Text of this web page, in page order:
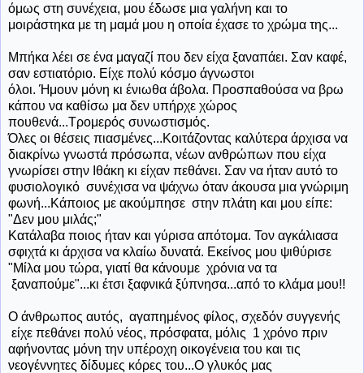
όμως στη συνέχεια, μου έδωσε μια γαλήνη και το
μοιράστηκα με τη μαμά μου η οποία έχασε το χρώμα της...
Μπήκα λέει σε ένα μαγαζί που δεν είχα ξαναπάει. Σαν καφέ,
σαν εστιατόριο. Είχε πολύ κόσμο άγνωστοι
όλοι. Ήμουν μόνη κι ένιωθα άβολα. Προσπαθούσα να βρω
κάπου να καθίσω μα δεν υπήρχε χώρος
πουθενά...Τρομερός συνωστισμός.
Όλες οι θέσεις πιασμένες...Κοιτάζοντας καλύτερα άρχισα να
διακρίνω γνωστά πρόσωπα, νέων ανθρώπων που είχα
γνωρίσει στην Ιθάκη κι είχαν πεθάνει. Σαν να ήταν αυτό το
φυσιολογικό συνέχισα να ψάχνω όταν άκουσα μια γνώριμη
φωνή...Κάποιος με ακούμπησε στην πλάτη και μου είπε:
"Δεν μου μιλάς;"
Κατάλαβα ποιος ήταν και γύρισα απότομα. Τον αγκάλιασα
σφιχτά κι άρχισα να κλαίω δυνατά. Εκείνος μου ψιθύρισε
"Μίλα μου τώρα, γιατί θα κάνουμε χρόνια να τα
ξαναπούμε"...κι έτσι ξαφνικά ξύπνησα...από το κλάμα μου!!
Ο άνθρωπος αυτός, αγαπημένος φίλος, σχεδόν συγγενής
είχε πεθάνει πολύ νέος, πρόσφατα, μόλις 1 χρόνο πριν
αφήνοντας μόνη την υπέροχη οικογένεια του και τις
νεογέννητες δίδυμες κόρες του...Ο γλυκός μας